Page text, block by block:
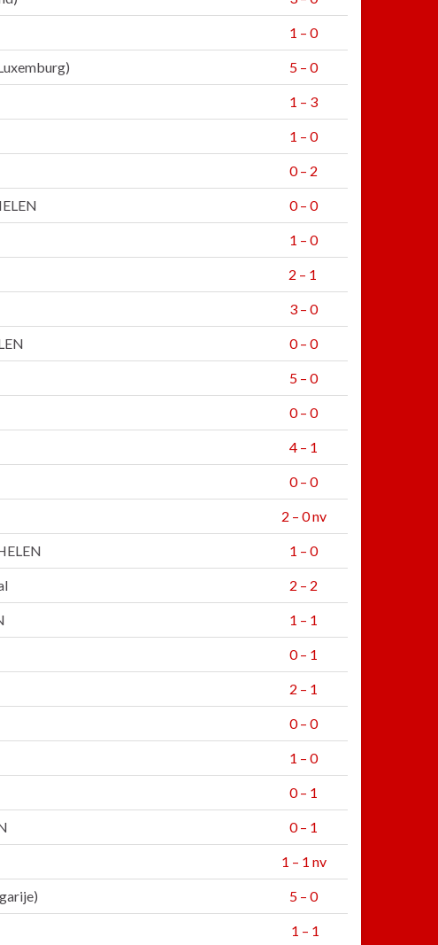
1 – 0
5 – 0
1 – 3
1 – 0
0 – 2
0 – 0
1 – 0
2 – 1
3 – 0
0 – 0
5 – 0
0 – 0
4 – 1
0 – 0
2 – 0 nv
1 – 0
2 – 2
1 – 1
0 – 1
2 – 1
0 – 0
1 – 0
0 – 1
0 – 1
1 – 1 nv
5 – 0
1 – 1